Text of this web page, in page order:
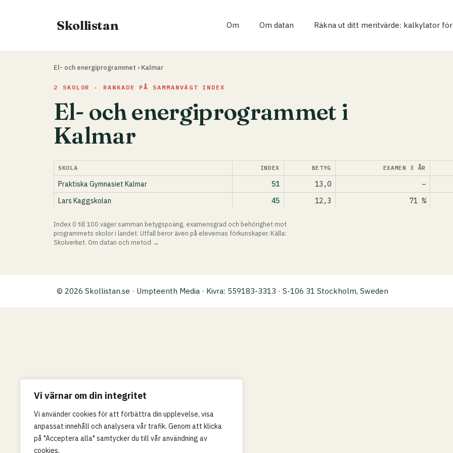
Vi värnar om din integritet
Vi använder cookies för att förbättra din upplevelse, visa
anpassat innehåll och analysera vår trafik. Genom att klicka
på "Acceptera alla" samtycker du till vår användning av
cookies.
Skollistan Om Om datan Räkna ut ditt meritvärde: kalkylator
El- och energiprogrammet › Kalmar
2 SKOLOR · RANKADE PÅ SAMMANVÄGT INDEX
El- och energiprogrammet i
Kalmar
SKOLA INDEX BETYG EXAMEN 3 ÅR
Praktiska Gymnasiet Kalmar 51 13,0 –
Lars Kaggskolan
45 12,3 71 %
Index 0 till 100 väger samman betygspoäng, examensgrad och behörighet mot
programmets skolor i landet. Utfall beror även på elevernas förkunskaper. Källa:
Skolverket. Om datan och metod →
© 2026 Skollistan.se · Umpteenth Media · Kivra: 559183-3313 · S-106 31 Stockholm, Sweden